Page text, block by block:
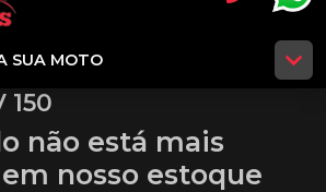
SUA MOTO
150
não está mais
nosso estoque